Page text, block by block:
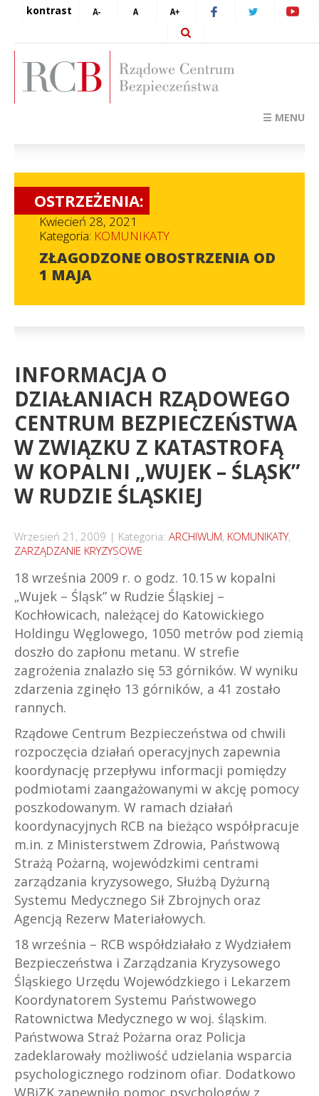
kontrast
☰ MENU
OSTRZEŻENIA:
Kwiecień 28, 2021
Kategoria: KOMUNIKATY
ZŁAGODZONE OBOSTRZENIA OD
1 MAJA
INFORMACJA O
DZIAŁANIACH RZĄDOWEGO
CENTRUM BEZPIECZEŃSTWA
W ZWIĄZKU Z KATASTROFĄ
W KOPALNI „WUJEK – ŚLĄSK”
W RUDZIE ŚLĄSKIEJ
Wrzesień 21, 2009 Kategoria: ARCHIWUM, KOMUNIKATY,
ZARZĄDZANIE KRYZYSOWE
18 września 2009 r. o godz. 10.15 w kopalni
„Wujek – Śląsk” w Rudzie Śląskiej –
Kochłowicach, należącej do Katowickiego
Holdingu Węglowego, 1050 metrów pod ziemią
doszło do zapłonu metanu. W strefie
zagrożenia znalazło się 53 górników. W wyniku
zdarzenia zginęło 13 górników, a 41 zostało
rannych.
Rządowe Centrum Bezpieczeństwa od chwili
rozpoczęcia działań operacyjnych zapewnia
koordynację przepływu informacji pomiędzy
podmiotami zaangażowanymi w akcję pomocy
poszkodowanym. W ramach działań
koordynacyjnych RCB na bieżąco współpracuje
m.in. z Ministerstwem Zdrowia, Państwową
Strażą Pożarną, wojewódzkimi centrami
zarządzania kryzysowego, Służbą Dyżurną
Systemu Medycznego Sił Zbrojnych oraz
Agencją Rezerw Materiałowych.
18 września – RCB współdziałało z Wydziałem
Bezpieczeństwa i Zarządzania Kryzysowego
Śląskiego Urzędu Wojewódzkiego i Lekarzem
Koordynatorem Systemu Państwowego
Ratownictwa Medycznego w woj. śląskim.
Państwowa Straż Pożarna oraz Policja
zadeklarowały możliwość udzielania wsparcia
psychologicznego rodzinom ofiar. Dodatkowo
WBiZK zapewniło pomoc psychologów z